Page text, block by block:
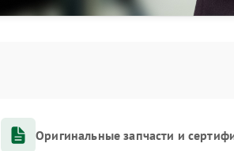
Оригинальные запчасти и